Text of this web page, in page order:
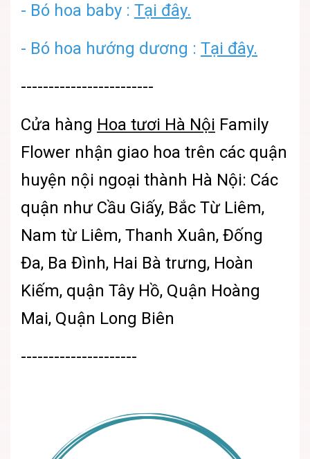
- Bó hoa baby : Tại đây.
- Bó hoa hướng dương : Tại đây.
------------------------
Cửa hàng Hoa tươi Hà Nội Family
Flower nhận giao hoa trên các quận
huyện nội ngoại thành Hà Nội: Các
quận như Cầu Giấy, Bắc Từ Liêm,
Nam từ Liêm, Thanh Xuân, Đống
Đa, Ba Đình, Hai Bà trưng, Hoàn
Kiếm, quận Tây Hồ, Quận Hoàng
Mai, Quận Long Biên
---------------------